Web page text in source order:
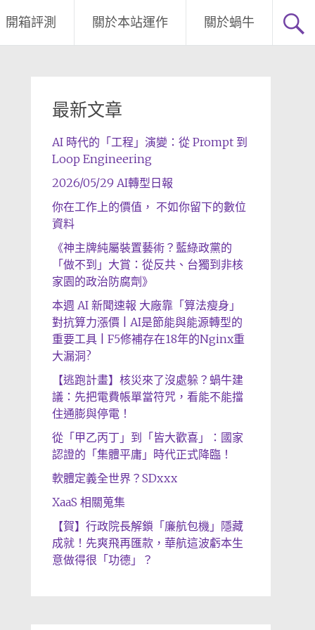
開箱評測 關於本站運作 關於蝸牛
最新文章
AI 時代的「工程」演變：從 Prompt 到
Loop Engineering
2026/05/29 AI轉型日報
你在工作上的價值， 不如你留下的數位
資料
《神主牌純屬裝置藝術？藍綠政黨的
「做不到」大賞：從反共、台獨到非核
家園的政治防腐劑》
本週 AI 新聞速報 大廠靠「算法瘦身」
對抗算力漲價 | AI是節能與能源轉型的
重要工具 | F5修補存在18年的Nginx重
大漏洞?
【逃跑計畫】核災來了沒處躲？蝸牛建
議：先把電費帳單當符咒，看能不能擋
住通膨與停電！
從「甲乙丙丁」到「皆大歡喜」：國家
認證的「集體平庸」時代正式降臨！
軟體定義全世界？SDxxx
XaaS 相關蒐集
【賀】行政院長解鎖「廉航包機」隱藏
成就！先爽飛再匯款，華航這波虧本生
意做得很「功德」？